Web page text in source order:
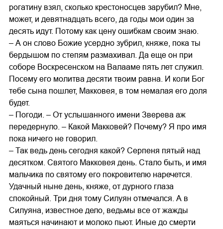
рогатину взял, сколько крестоносцев зарубил? Мне,
может, и девятнадцать всего, да годы мои один за
десять идут. Потому как цену ошибкам своим знаю.
– А он слово Божие усердно зубрил, княже, пока ты
бердышом по степям размахивал. Да еще он при
соборе Воскресенском на Валааме пять лет служил.
Посему его молитва десяти твоим равна. И коли Бог
тебе сына пошлет, Макковея, в том немалая его доля
будет.
– Погоди. – От услышанного имени Зверева аж
передернуло. – Какой Макковей? Почему? Я про имя
пока ничего не говорил.
– Так ведь день сегодня какой? Серпеня пятый над
десятком. Святого Макковея день. Стало быть, и имя
мальчика по святому его покровителю наречется.
Удачный ныне день, княже, от дурного глаза
спокойный. Три дня тому Силуян отмечался. А в
Силуяна, известное дело, ведьмы все от жажды
маяться начинают и молоко пьют. Иные до смерти